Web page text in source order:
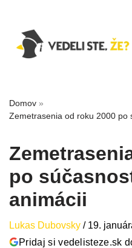
Domov »
Zemetrasenia od roku 2000 po
po
animácii
Lukas Dubovsky / 19.
Pridaj si vedelisteze.sk